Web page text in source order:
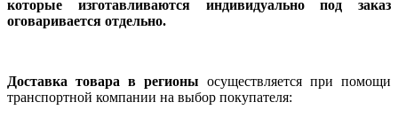
которые изготавливаются индивидуально под заказ
оговаривается отдельно.
Доставка товара в регионы осуществляется при помощи
транспортной компании на выбор покупателя: